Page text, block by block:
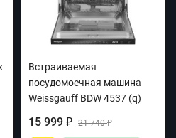
Встраиваемая
посудомоечная машина
Weissgauff BDW 4537 (q)
15 999 ₽ 21 740₽